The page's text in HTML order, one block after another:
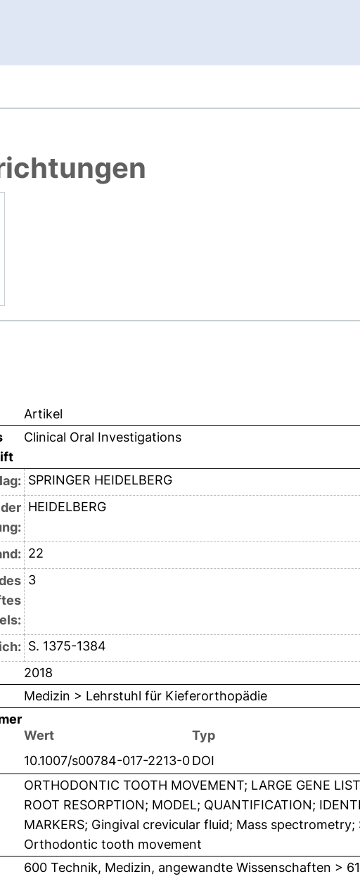
Link, öffnet neues Fenster
Artikel
Clinical Oral Investigations
SPRINGER HEIDELBERG
HEIDELBERG
22
3
S. 1375-1384
2018
Medizin > Lehrstuhl für Kieferorthopädie
Wert
Typ
10.1007/s00784-017-2213-0DOI
ORTHODONTIC TOOTH MOVEMENT; LARGE GENE
ROOT RESORPTION; MODEL; QUANTIFICATION;
MARKERS; Gingival crevicular fluid; Mass
Orthodontic tooth movement
600 Technik, Medizin, angewandte Wissenschaften >